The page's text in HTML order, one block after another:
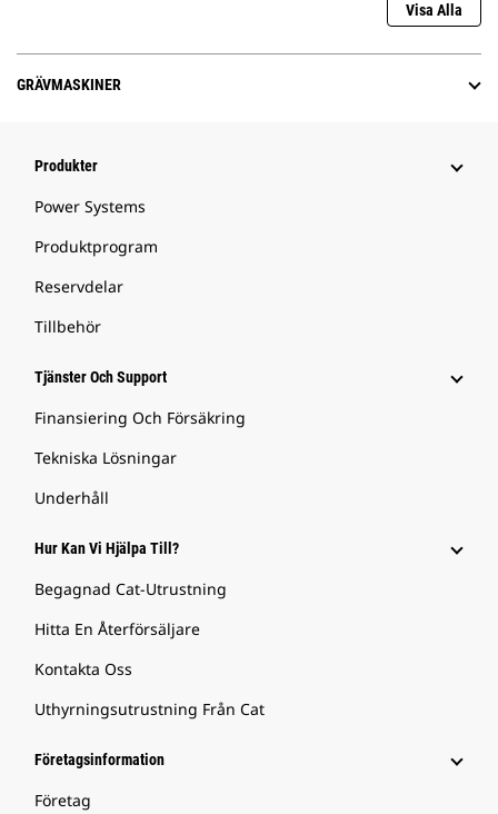
Visa Alla
GRÄVMASKINER
Produkter
Power Systems
Produktprogram
Reservdelar
Tillbehör
Tjänster Och Support
Finansiering Och Försäkring
Tekniska Lösningar
Underhåll
Hur Kan Vi Hjälpa Till?
Begagnad Cat-Utrustning
Hitta En Återförsäljare
Kontakta Oss
Uthyrningsutrustning Från Cat
Företagsinformation
Företag